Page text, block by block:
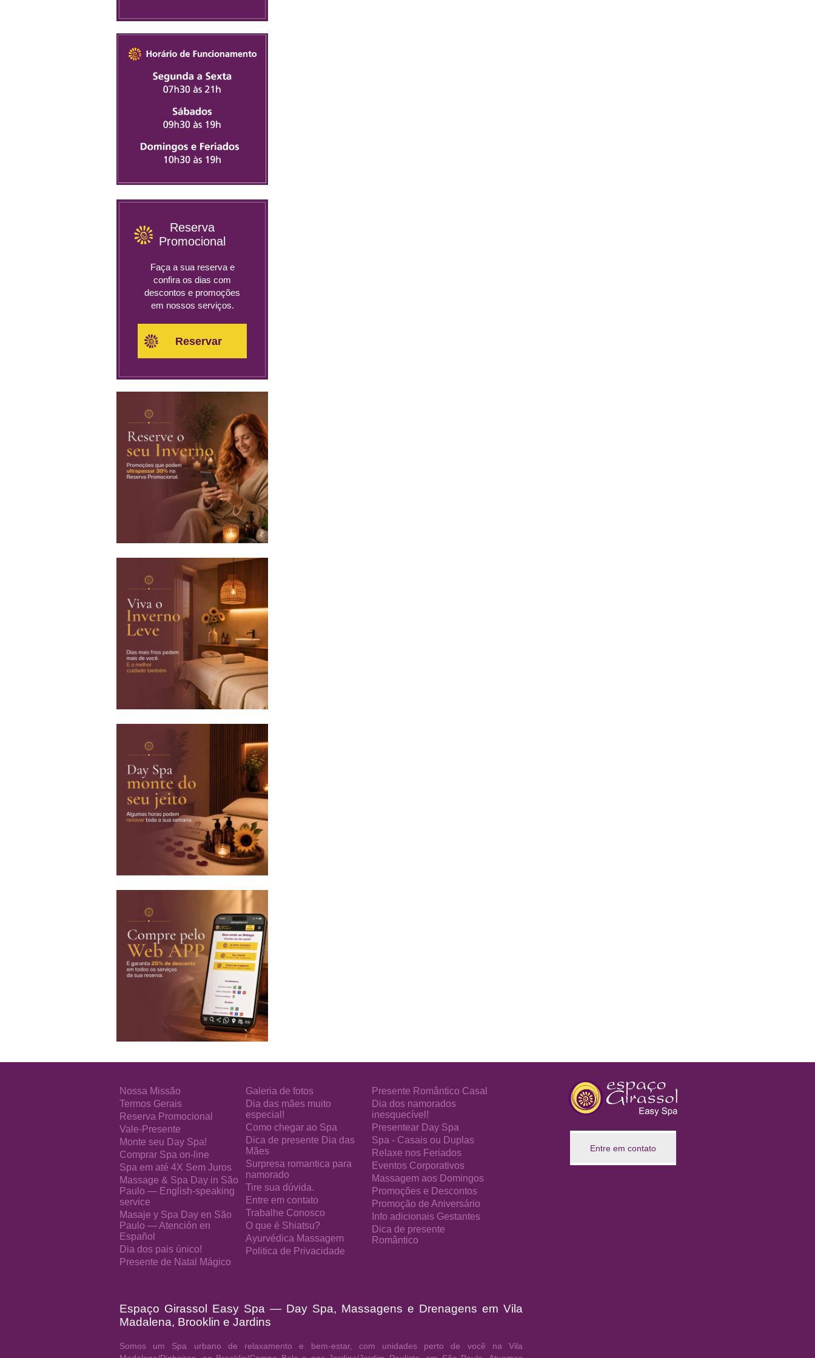
Reserva
Promocional
Faça a sua reserva e
confira os dias com
descontos e promoções
em nossos serviços.
Reservar
Nossa Missão
Termos Gerais
Reserva Promocional
Vale-Presente
Monte seu Day Spa!
Comprar Spa on-line
Spa em até 4X Sem Juros
Massage & Spa Day in São
Paulo — English-speaking
service
Masaje y Spa Day en São
Paulo — Atención en
Español
Dia dos pais único!
Presente de Natal Mágico
Galeria de fotos
Dia das mães muito
especial!
Como chegar ao Spa
Dica de presente Dia das
Mães
Surpresa romantica para
namorado
Tire sua dúvida.
Entre em contato
Trabalhe Conosco
O que é Shiatsu?
Ayurvédica Massagem
Politica de Privacidade
Presente Romântico Casal
Dia dos namorados
inesquecível!
Presentear Day Spa
Spa - Casais ou Duplas
Relaxe nos Feriados
Eventos Corporativos
Massagem aos Domingos
Promoções e Descontos
Promoção de Aniversário
Info adicionais Gestantes
Dica de presente
Romântico
Espaço Girassol Easy Spa — Day Spa, Massagens e Drenagens em Vila
Madalena, Brooklin e Jardins
Somos um Spa urbano de relaxamento e bem-estar, com unidades perto de você na Vila
Entre em contato